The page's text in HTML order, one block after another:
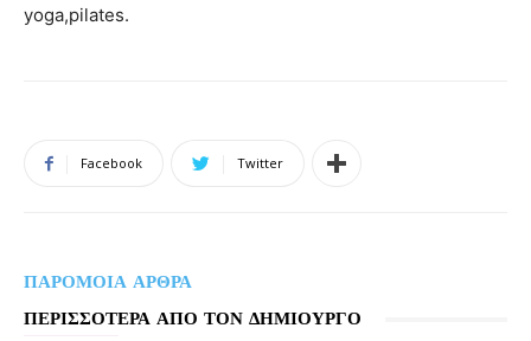
yoga,pilates.
Facebook Twitter
ΠΑΡΟΜΟΙΑ ΑΡΘΡΑ
ΠΕΡΙΣΣΟΤΕΡΑ ΑΠΟ ΤΟΝ ΔΗΜΙΟΥΡΓΟ